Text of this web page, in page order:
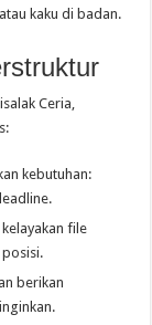
kaku di badan.
Ceria,
kebutuhan:
file
berikan